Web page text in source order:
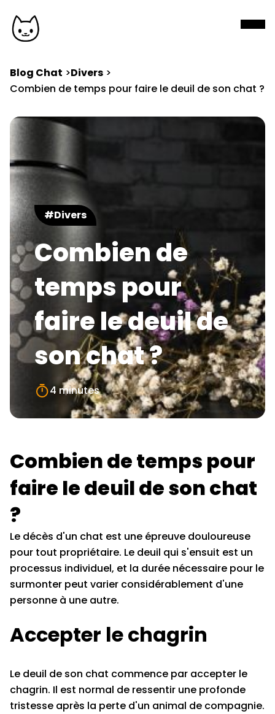
Blog Chat
Divers
Combien de temps pour faire le deuil de son chat ?
#Divers
Combien de
temps pour
faire le deuil de
son chat ?
4 minutes
Combien de temps pour
faire le deuil de son chat
?
Le décès d'un chat est une épreuve douloureuse
pour tout propriétaire. Le deuil qui s'ensuit est un
processus individuel, et la durée nécessaire pour le
surmonter peut varier considérablement d'une
personne à une autre.
Accepter le chagrin
Le deuil de son chat commence par accepter le
chagrin. Il est normal de ressentir une profonde
tristesse après la perte d'un animal de compagnie.